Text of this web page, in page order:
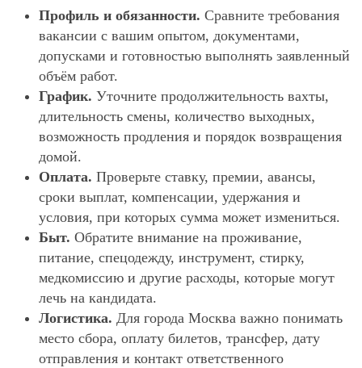
Профиль и обязанности. Сравните требования
вакансии с вашим опытом, документами,
допусками и готовностью выполнять заявленный
объём работ.
График. Уточните продолжительность вахты,
длительность смены, количество выходных,
возможность продления и порядок возвращения
домой.
Оплата. Проверьте ставку, премии, авансы,
сроки выплат, компенсации, удержания и
условия, при которых сумма может измениться.
Быт. Обратите внимание на проживание,
питание, спецодежду, инструмент, стирку,
медкомиссию и другие расходы, которые могут
лечь на кандидата.
Логистика. Для города Москва важно понимать
место сбора, оплату билетов, трансфер, дату
отправления и контакт ответственного